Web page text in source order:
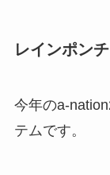
レインポン
今年のa-
テムです。